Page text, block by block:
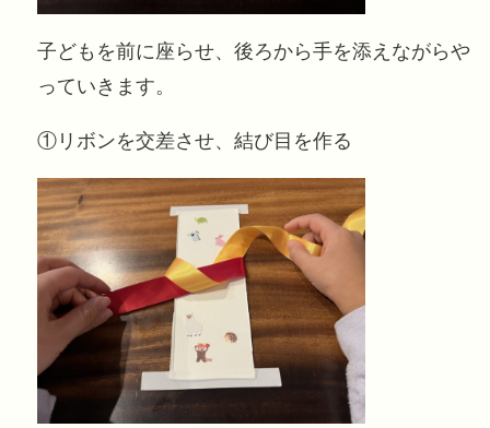
子どもを前に座らせ、後ろから手を添えながらや
っていきます。
①リボンを交差させ、結び目を作る